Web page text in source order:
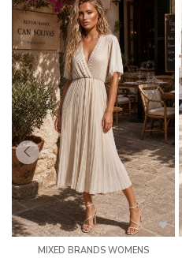
MIXED BRANDS WOMENS